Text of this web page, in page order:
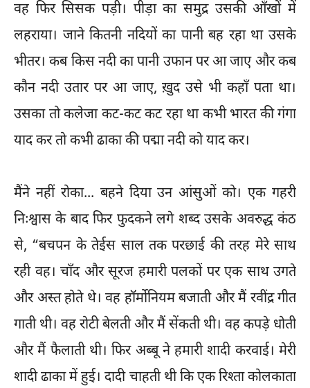
वह फिर सिसक पड़ी। पीड़ा का समुद्र उसकी आँखों में
लहराया। जाने कितनी नदियों का पानी बह रहा था उसके
भीतर। कब किस नदी का पानी उफान पर आ जाए और कब
कौन नदी उतार पर आ जाए, ख़ुद उसे भी कहाँ पता था।
उसका तो कलेजा कट-कट कट रहा था कभी भारत की गंगा
याद कर तो कभी ढाका की पद्मा नदी को याद कर।
मैंने नहीं रोका... बहने दिया उन आंसुओं को। एक गहरी
निःश्वास के बाद फिर फुदकने लगे शब्द उसके अवरुद्ध कंठ
से, “बचपन के तेईस साल तक परछाई की तरह मेरे साथ
रही वह। चाँद और सूरज हमारी पलकों पर एक साथ उगते
और अस्त होते थे। वह हॉर्मोनियम बजाती और मैं रवींद्र गीत
गाती थी। वह रोटी बेलती और मैं सेंकती थी। वह कपड़े धोती
और मैं फैलाती थी। फिर अब्बू ने हमारी शादी करवाई। मेरी
शादी ढाका में हुई। दादी चाहती थी कि एक रिश्ता कोलकाता